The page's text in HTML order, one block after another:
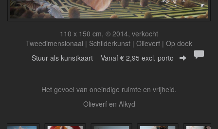
110 x 150 cm, © 2014, verkocht
Tweedimensionaal | Schilderkunst | Olieverf | Op doek
Stuur als kunstkaart Vanaf € 2,95 excl. porto
Het gevoel van oneindige ruimte en vrijheid.
Olieverf en Alkyd